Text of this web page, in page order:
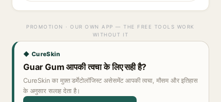
PROMOTION · OUR OWN APP — THE FREE TOOLS WORK
WITHOUT IT
◆ CureSkin
Guar Gum आपकी त्वचा के लिए सही है?
CureSkin का मुफ़्त डर्मेटोलॉजिस्ट असेसमेंट आपकी त्वचा, मौसम और इतिहास
के अनुसार सलाह देता है।